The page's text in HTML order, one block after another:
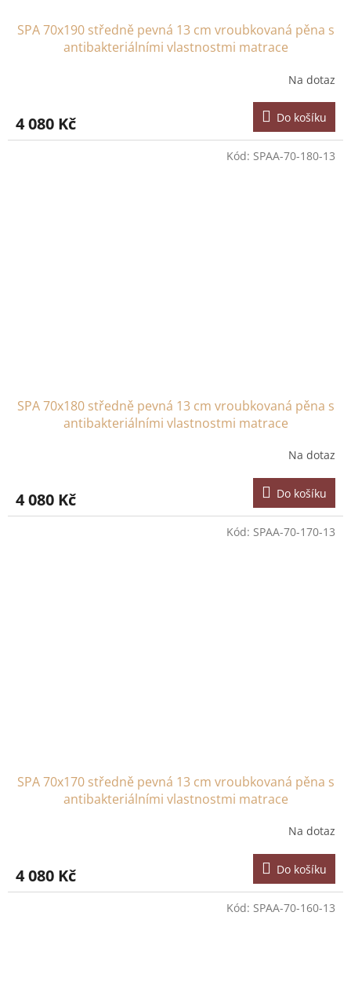
SPA 70x190 středně pevná 13 cm vroubkovaná pěna s
antibakteriálními vlastnostmi matrace
Na dotaz
4 080 Kč Do košíku
SPA 70x180 středně pevná 13 cm vroubkovaná pěna s
antibakteriálními vlastnostmi matrace
Na dotaz
4 080 Kč Do košíku
Kód: SPAA-70-180-13
SPA 70x170 středně pevná 13 cm vroubkovaná pěna s
antibakteriálními vlastnostmi matrace
Na dotaz
4 080 Kč Do košíku
Kód: SPAA-70-170-13
Kód: SPAA-70-160-13